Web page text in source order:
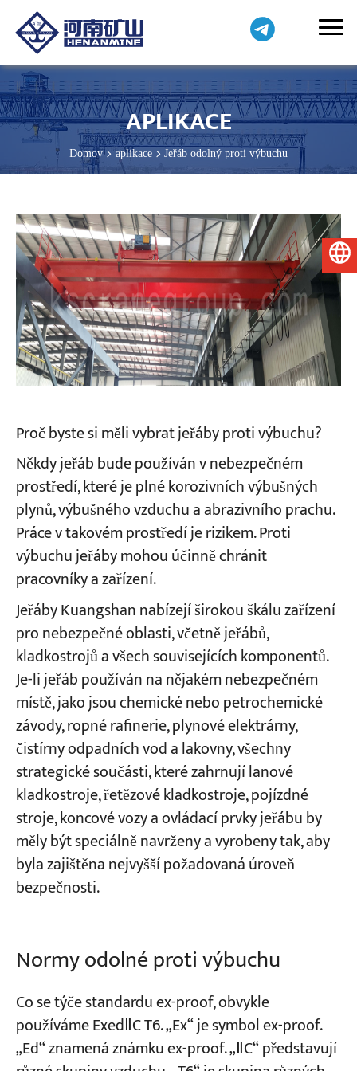
Projekty
Blogy
Zprávy
O nás
Kontaktujte nás
APLIKACE
Domov aplikace Jeřáb odolný proti výbuchu
Proč byste si měli vybrat jeřáby proti výbuchu?
Někdy jeřáb bude používán v nebezpečném
prostředí, které je plné korozivních výbušných
plynů, výbušného vzduchu a abrazivního prachu.
Práce v takovém prostředí je rizikem. Proti
výbuchu jeřáby mohou účinně chránit
pracovníky a zařízení.
Jeřáby Kuangshan nabízejí širokou škálu zařízení
pro nebezpečné oblasti, včetně jeřábů,
kladkostrojů a všech souvisejících komponentů.
Je-li jeřáb používán na nějakém nebezpečném
místě, jako jsou chemické nebo petrochemické
závody, ropné rafinerie, plynové elektrárny,
čistírny odpadních vod a lakovny, všechny
strategické součásti, které zahrnují lanové
kladkostroje, řetězové kladkostroje, pojízdné
stroje, koncové vozy a ovládací prvky jeřábu by
měly být speciálně navrženy a vyrobeny tak, aby
byla zajištěna nejvyšší požadovaná úroveň
bezpečnosti.
Normy odolné proti výbuchu
Co se týče standardu ex-proof, obvykle
používáme ExedⅡC T6. „Ex“ je symbol ex-proof.
„Ed“ znamená známku ex-proof. „ⅡC“ představují
Čeština